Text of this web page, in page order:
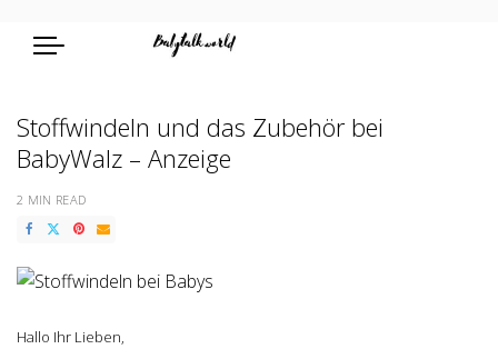
Stoffwindeln und das Zubehör bei
BabyWalz – Anzeige
2 MIN READ
Hallo Ihr Lieben,